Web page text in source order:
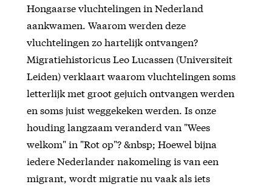
Hongaarse vluchtelingen in Nederland
aankwamen. Waarom werden deze
vluchtelingen zo hartelijk ontvangen?
Migratiehistoricus Leo Lucassen (Universiteit
Leiden) verklaart waarom vluchtelingen soms
letterlijk met groot gejuich ontvangen werden
en soms juist weggekeken werden. Is onze
houding langzaam veranderd van "Wees
welkom" in "Rot op"? &nbsp; Hoewel bijna
iedere Nederlander nakomeling is van een
migrant, wordt migratie nu vaak als iets